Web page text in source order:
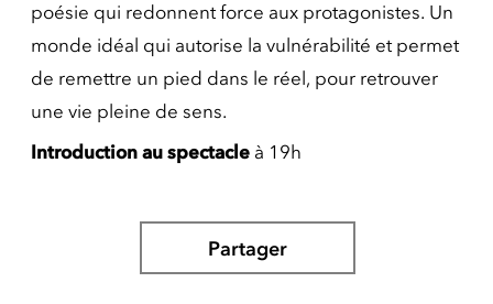
poésie qui redonnent force aux protagonistes. Un
monde idéal qui autorise la vulnérabilité et permet
de remettre un pied dans le réel, pour retrouver
une vie pleine de sens.
Introduction au spectacle à 19h
Partager